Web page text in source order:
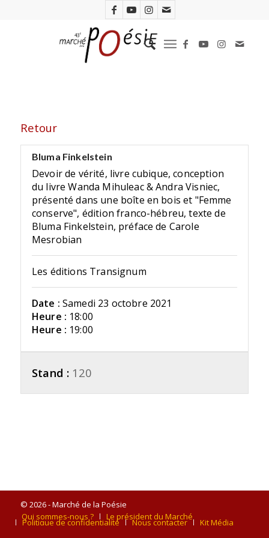
Retour
Bluma Finkelstein
Devoir de vérité, livre cubique, conception
du livre Wanda Mihuleac & Andra Visniec,
présenté dans une boîte en bois et "Femme
conserve", édition franco-hébreu, texte de
Bluma Finkelstein, préface de Carole
Mesrobian
Les éditions Transignum
Date : Samedi 23 octobre 2021
Heure : 18:00
Heure : 19:00
Stand : 120
© 2026 - Marché de la Poésie
Qui sommes-nous ?
Le président du Marché
Politique de confidentialité Nous contacter Kit Média